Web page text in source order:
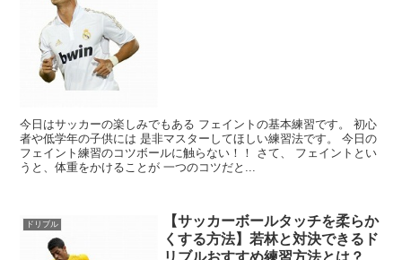
今日はサッカーの楽しみでもある フェイントの基本練習です。 初心
者や低学年の子供には 是非マスターしてほしい練習法です。 今日の
フェイント練習のコツボールに触らない！！ さて、 フェイントとい
うと、体重をかけることが 一つのコツだと...
ドリブル
【サッカーボールタッチを柔らか
くする方法】若林と対決できるド